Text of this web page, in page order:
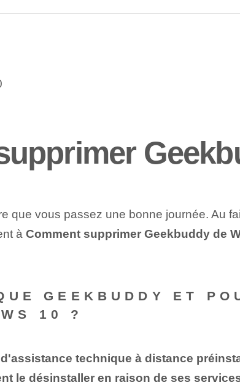
que vous passez une bonne journée. Au
à Comment supprimer Geekbuddy de
GEEKBUDDY ET
10 ?
technique à distance
le désinstaller en raison de ses